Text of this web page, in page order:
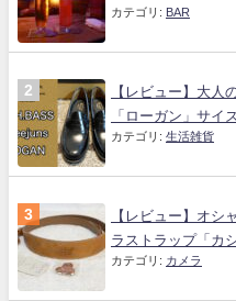
カテゴリ: BAR
【レビュー】大人
「ローガン」サイ
カテゴリ: 生活雑貨
【レビュー】オシ
ラストラップ「カ
カテゴリ: カメラ